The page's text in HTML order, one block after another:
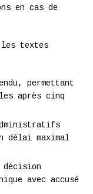
en cas de
les textes
permettant
après cinq
délai maximal
avec accusé